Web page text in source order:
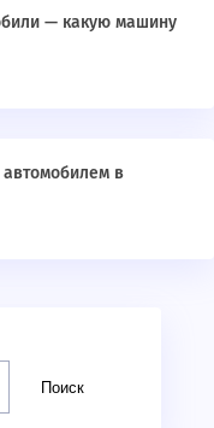
— какую машину
автомобилем в
Поиск